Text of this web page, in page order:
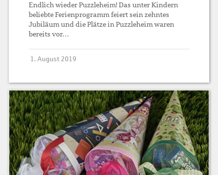
Endlich wieder Puzzleheim! Das unter Kindern
beliebte Ferienprogramm feiert sein zehntes
Jubiläum und die Plätze in Puzzleheim waren
bereits vor…
1. August 2019